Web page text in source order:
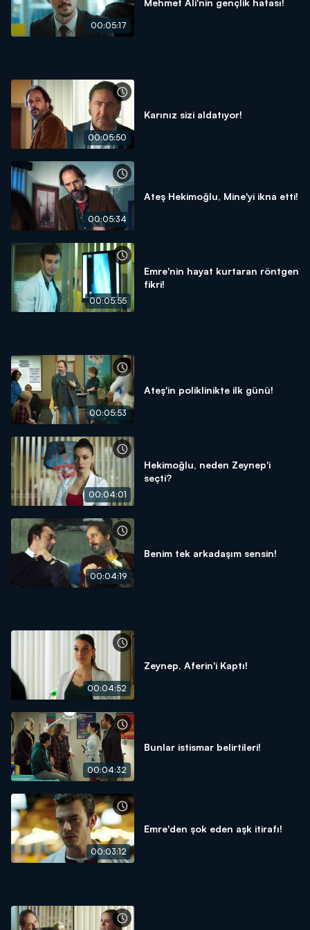
00:05:17
00:05:50
Karınız sizi aldatıyor!
00:05:34
Ateş Hekimoğlu, Mine'yi ikna etti!
00:05:55
Emre'nin hayat kurtaran röntgen
fikri!
00:05:53
Ateş'in poliklinikte ilk günü!
00:04:01
Hekimoğlu, neden Zeynep'i
seçti?
00:04:19
Benim tek arkadaşım sensin!
00:04:52
Zeynep, Aferin'i Kaptı!
00:04:32
Bunlar istismar belirtileri!
00:03:12
Emre'den şok eden aşk itirafı!